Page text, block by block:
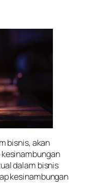
bisnis, akan
dalam bisnis
kesinambungan